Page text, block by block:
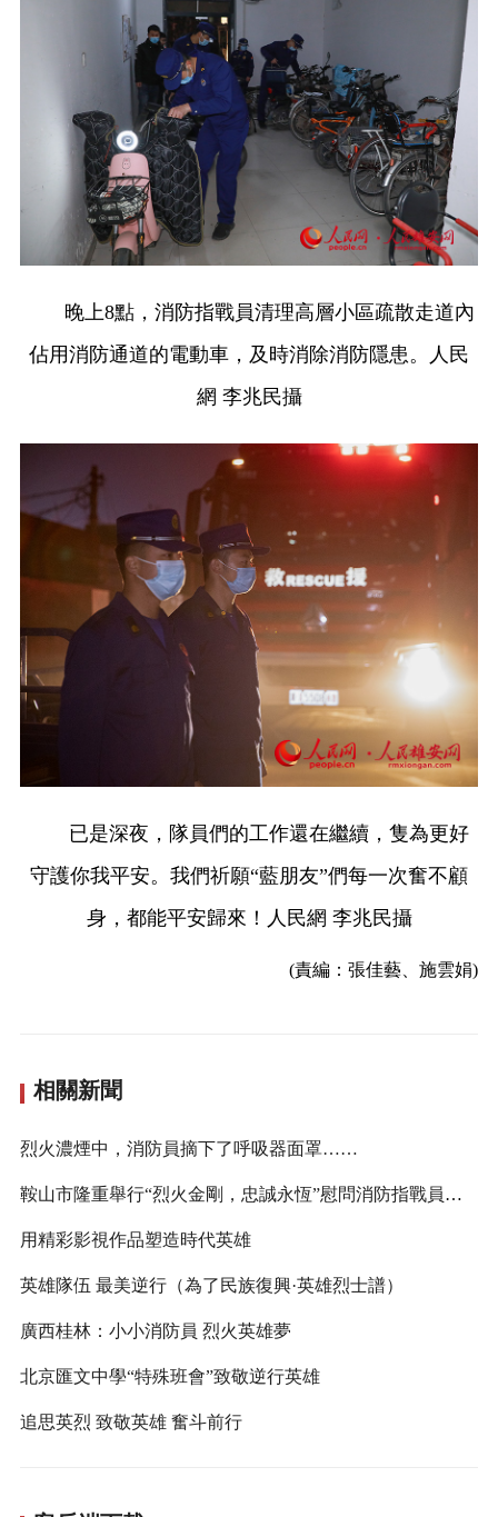
晚上8點，消防指戰員清理高層小區疏散走道內
佔用消防通道的電動車，及時消除消防隱患。人民
網 李兆民攝
已是深夜，隊員們的工作還在繼續，隻為更好
守護你我平安。我們祈願“藍朋友”們每一次奮不顧
身，都能平安歸來！人民網 李兆民攝
(責編：張佳藝、施雲娟)
相關新聞
烈火濃煙中，消防員摘下了呼吸器面罩……
鞍山市隆重舉行“烈火金剛，忠誠永恆”慰問消防指戰員專場演出
用精彩影視作品塑造時代英雄
英雄隊伍 最美逆行（為了民族復興·英雄烈士譜）
廣西桂林：小小消防員 烈火英雄夢
北京匯文中學“特殊班會”致敬逆行英雄
追思英烈 致敬英雄 奮斗前行